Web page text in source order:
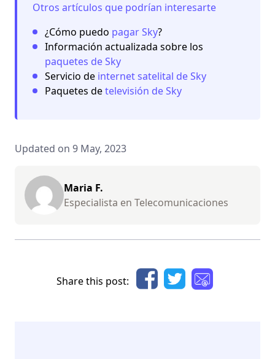
Otros artículos que podrían interesarte
¿Cómo puedo pagar Sky?
Información actualizada sobre los
paquetes de Sky
Servicio de internet satelital de Sky
Paquetes detelevisión de Sky
Updated on 9 May, 2023
Maria F.
Especialista en Telecomunicaciones
Share this post: